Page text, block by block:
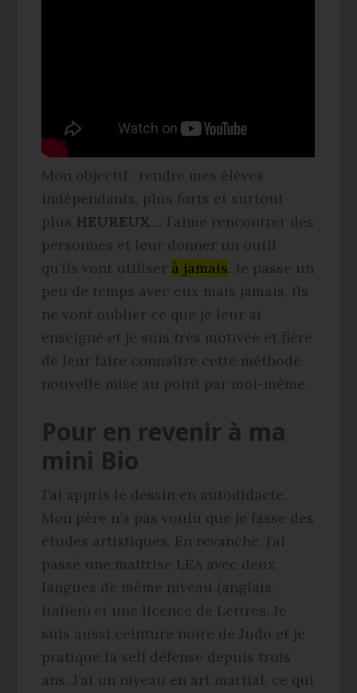
Mon objectif : rendre mes élèves
indépendants, plus forts et surtout
plus HEUREUX… J’aime rencontrer des
personnes et leur donner un outil
qu’ils vont utiliser à jamais. Je passe un
peu de temps avec eux mais jamais, ils
ne vont oublier ce que je leur ai
enseigné et je suis très motivée et fière
de leur faire connaître cette méthode
nouvelle mise au point par moi-même.
Pour en revenir à ma
mini Bio
J’ai appris le dessin en autodidacte.
Mon père n’a pas voulu que je fasse des
études artistiques. En revanche, j’ai
passé une maitrise LEA avec deux
langues de même niveau (anglais,
italien) et une licence de Lettres. Je
suis aussi ceinture noire de Judo et je
pratique la self défense depuis trois
ans. J’ai un niveau en art martial, ce qui